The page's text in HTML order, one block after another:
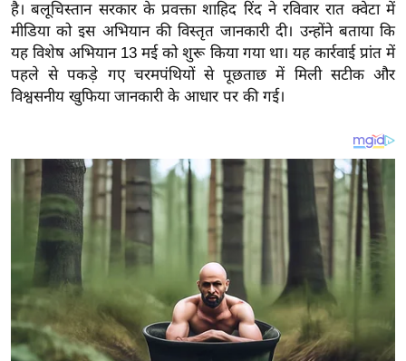
ज
ट
खे
ल
ट
2
6
है। बलूचिस्तान सरकार के प्रवक्ता शाहिद रिंद ने रविवार रात क्वेटा में
मीडिया को इस अभियान की विस्तृत जानकारी दी। उन्होंने बताया कि
यह विशेष अभियान 13 मई को शुरू किया गया था। यह कार्रवाई प्रांत में
पहले से पकड़े गए चरमपंथियों से पूछताछ में मिली सटीक और
विश्वसनीय खुफिया जानकारी के आधार पर की गई।